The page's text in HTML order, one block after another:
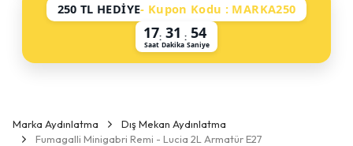
250 TL HEDİYE- Kupon Kodu : MARKA250
17
Saat
: 31
Dakika
: 53
Saniye
Marka Aydınlatma
Dış Mekan Aydınlatma
Fumagalli Minigabri Remi - Lucia 2L Armatür E27